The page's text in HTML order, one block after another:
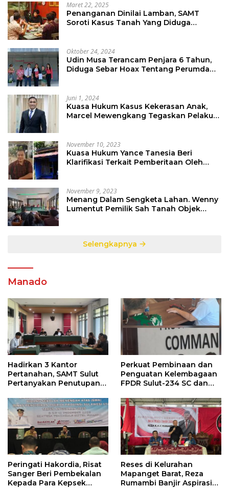
Maret 22, 2025
Penanganan Dinilai Lamban, SAMT
Soroti Kasus Tanah Yang Diduga
Oktober 24, 2024
Udin Musa Terancam Penjara 6 Tahun,
Diduga Sebar Hoax Tentang Perumda
Juni 1, 2024
Kuasa Hukum Kasus Kekerasan Anak,
Marcel Mewengkang Tegaskan Pelaku
November 10, 2023
Kuasa Hukum Yance Tanesia Beri
Klarifikasi Terkait Pemberitaan Oleh
November 9, 2023
Menang Dalam Sengketa Lahan. Wenny
Lumentut Pemilik Sah Tanah Objek
Selengkapnya
Manado
Hadirkan 3 Kantor
Pertanahan, SAMT Sulut
Pertanyakan Penutupan
Anggaran Negara
Perkuat Pembinaan dan
Penguatan Kelembagaan
FPDR Sulut-234 SC dan
Peringati Hakordia, Risat
Sanger Beri Pembekalan
Kepada Para Kepsek
Reses di Kelurahan
Mapanget Barat, Reza
Rumambi Banjir Aspirasi